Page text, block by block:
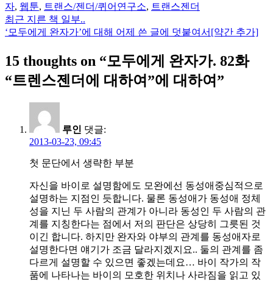
자, 웹툰, 트랜스/젠더/퀴어연구소, 트랜스젠더
글
색
최근 지른 책 일부..
‘모두에게 완자가’에 대해 어제 쓴 글에 덧붙여서[약간 추가]
15 thoughts on “모두에게 완자가. 82화
“트렌스젠더에 대하여”에 대하여 ”
루인 댓글:
2013-03-23, 09:45
첫 문단에서 생략한 부분
자신을 바이로 설명함에도 모완에선 동성애중심적으로
설명하는 지점인 듯합니다. 물론 동성애가 동성애 정체
성을 지닌 두 사람의 관계가 아니라 동성인 두 사람의 관
계를 지칭한다는 점에서 저의 판단은 상당히 그릇된 것
이긴 합니다. 하지만 완자와 야부의 관계를 동성애자로
설명한다면 얘기가 조금 달라지겠지요.. 둘의 관계를 좀
다르게 설명할 수 있으면 좋겠는데요… 바이 작가의 작
품에 나타나는 바이의 모호한 위치나 사라짐을 읽고 있